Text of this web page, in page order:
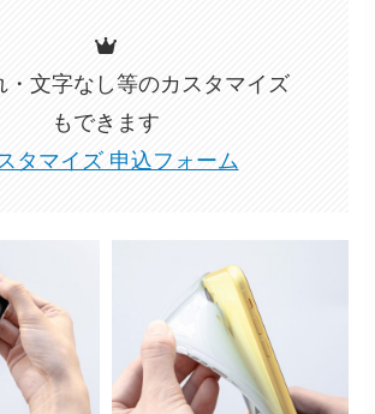
・文字なし等のカスタマイズ
もできます
タマイズ 申込フォーム